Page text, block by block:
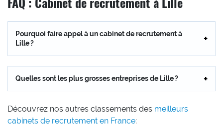
Pourquoi faire appel à un cabinet de recrutement à
Lille ?
Quelles sont les plus grosses entreprises de Lille ?
Découvrez nos autres classements des meilleurs
cabinets de recrutement en France: